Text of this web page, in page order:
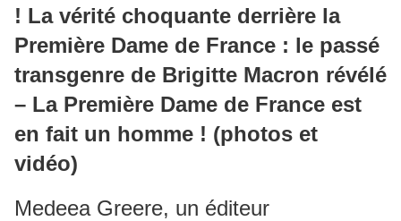
! La vérité choquante derrière la
Première Dame de France : le passé
transgenre de Brigitte Macron révélé
– La Première Dame de France est
en fait un homme ! (photos et
vidéo)
Medeea Greere, un éditeur